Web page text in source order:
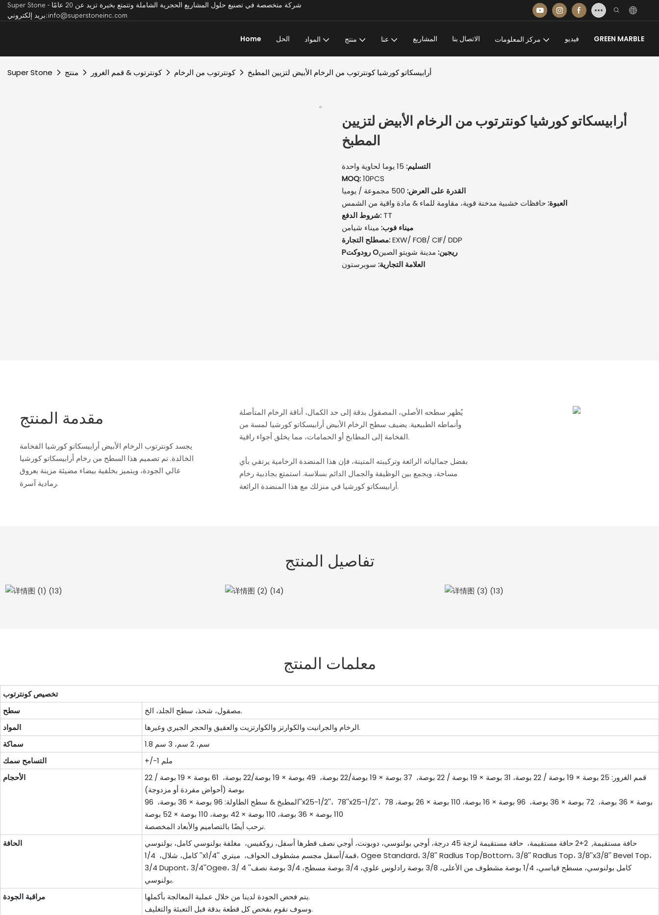
بريد إلكتروني:info@superstoneinc.com
Home الحل المواد منتج عنا المشاريع الاتصال بنا مركز المعلومات فيديو GREEN MARBLE
Super Stone منتج كونترتوب & قمم الغرور كونترتوب من الرخام أرابيسكاتو كورشيا كونترتوب من الرخام الأبيض لتزيين المطبخ
أرابيسكاتو كورشيا كونترتوب من الرخام الأبيض لتزيين
المطبخ
التسليم: 15 يوما لحاوية واحدة
MOQ:10PCS
القدرة على العرض: 500 مجموعة / يوميا
العبوة:حافظات خشبية مدخنة قوية، مقاومة للماء & مادة واقية من الشمس
شروط الدفع: TT
ميناء فوب: ميناء شيامن
مصطلح التجارة:EXW/ FOB/ CIF/ DDP
Pرودوكت Oريجين: مدينة شويتو الصين
العلامة التجارية: سوبرستون
مقدمة المنتج
يجسد كونترتوب الرخام الأبيض أرابيسكاتو كورشيا الفخامة
الخالدة. تم تصميم هذا السطح من رخام أرابيسكاتو كورشيا
عالي الجودة، ويتميز بخلفية بيضاء مضيئة مزينة بعروق
رمادية آسرة.
يُظهر سطحه الأصلي، المصقول بدقة إلى حد الكمال، أناقة الرخام المتأصلة
وأنماطه الطبيعية. يضيف سطح الرخام الأبيض أرابيسكاتو كورشيا لمسة من
الفخامة إلى المطابخ أو الحمامات، مما يخلق أجواء راقية.
بفضل جمالياته الرائعة وتركيبته المتينة، فإن هذا المنضدة الرخامية يرتقي بأي
مساحة، ويجمع بين الوظيفة والجمال الدائم بسلاسة. استمتع بجاذبية رخام
أرابيسكاتو كورشيا في منزلك مع هذا المنضدة الرائعة.
تفاصيل المنتج
معلمات المنتج
تخصيص كونترتوب
سطح
مصقول، شحذ، سطح الجلد، الخ.
المواد
الرخام والجرانيت والكوارتز والكوارتزيت والعقيق والحجر الجيري وغيرها.
سماكة
1.8 سم، 2 سم، 3 سم
التسامح سمك
+/-1 ملم
الأحجام
قمم الغرور: 25 بوصة × 19 بوصة / 22 بوصة، 31 بوصة × 19 بوصة / 22 بوصة، 37 بوصة × 19 بوصة/22 بوصة، 49 بوصة × 19 بوصة/22 بوصة، 61 بوصة × 19 بوصة / 22
بوصة (أحواض مفردة أو مزدوجة)
المطبخ & سطح الطاولة: 96 بوصة × 36 بوصة، 96''x25-1/2''، 78''x25-1/2''، 78 بوصة × 36 بوصة، 72 بوصة × 36 بوصة، 96 بوصة × 16 بوصة، 110 بوصة × 26 بوصة،
110 بوصة × 36 بوصة، 110 بوصة × 42 بوصة، 110 بوصة × 52 بوصة
نرحب أيضًا بالتصاميم والأبعاد المخصصة.
الحافة
حافة مستقيمة, 2+2 حافة مستقيمة، حافة مستقيمة لزجة 45 درجة، أوجي بولنوسي، دوبونت، أوجي نصف قطرها أسفل، روكفيس، مغلفة بولنوسي كامل، بولنوسي
كامل، شلال، 1/4 ''x1/4'' قمة/أسفل مجسم مشطوف الحواف، ميتري، Ogee Standard، 3/8'' Radlus Top/Bottom، 3/8'' Radlus Top، 3/8''x3/8'' Bevel Top،
3/4 Dupont، 3/4''Ogee، 3/ 4 ''كامل بولنوسي، مسطح قياسي، 1/4 بوصة مشطوف من الأعلى، 3/8 بوصة رادلوس علوي، 3/4 بوصة مسطح، 3/4 بوصة نصف
بولنوسي.
مراقبة الجودة
يتم فحص الجودة لدينا من خلال عملية المعالجة بأكملها.
وسوف نقوم بفحص كل قطعة بدقة قبل التعبئة والتغليف.